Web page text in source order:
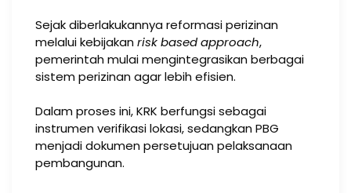
Sejak diberlakukannya reformasi perizinan
melalui kebijakanrisk based approach,
pemerintah mulai mengintegrasikan berbagai
sistem perizinan agar lebih efisien.
Dalam proses ini, KRK berfungsi sebagai
instrumen verifikasi lokasi, sedangkan PBG
menjadi dokumen persetujuan pelaksanaan
pembangunan.